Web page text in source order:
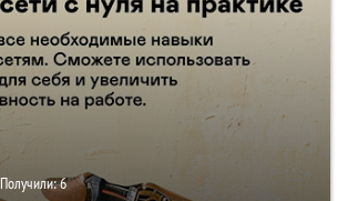
Получили:6